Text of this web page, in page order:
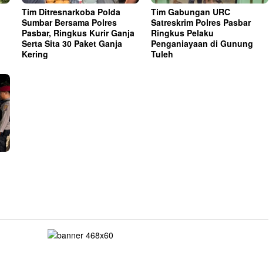
Tim Ditresnarkoba Polda
Sumbar Bersama Polres
Pasbar, Ringkus Kurir Ganja
Serta Sita 30 Paket Ganja
Kering
Tim Gabungan URC
Satreskrim Polres Pasbar
Ringkus Pelaku
Penganiayaan di Gunung
Tuleh